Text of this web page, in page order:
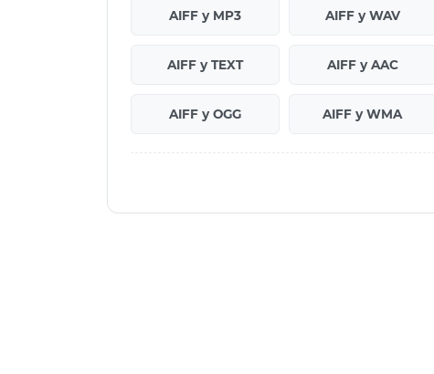
AIFF у MP3 AIFF у WAV
AIFF у TEXT AIFF у AAC
AIFF у OGG AIFF у WMA